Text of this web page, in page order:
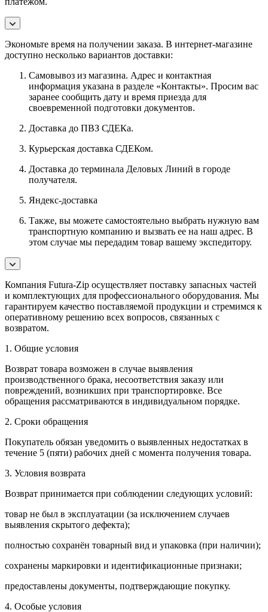
Экономьте время на получении заказа. В интернет-магазине
доступно несколько вариантов доставки:
Самовывоз из магазина. Адрес и контактная
информация указана в разделе «Контакты». Просим вас
заранее сообщить дату и время приезда для
своевременной подготовки документов.
Доставка до ПВЗ СДЕКа.
Курьерская доставка СДЕКом.
Доставка до терминала Деловых Линий в городе
получателя.
Яндекс-доставка
Также, вы можете самостоятельно выбрать нужную вам
транспортную компанию и вызвать ее на наш адрес. В
этом случае мы передадим товар вашему экспедитору.
Компания Futura-Zip осуществляет поставку запасных частей
и комплектующих для профессионального оборудования. Мы
гарантируем качество поставляемой продукции и стремимся к
оперативному решению всех вопросов, связанных с
возвратом.
1. Общие условия
Возврат товара возможен в случае выявления
производственного брака, несоответствия заказу или
повреждений, возникших при транспортировке. Все
обращения рассматриваются в индивидуальном порядке.
2. Сроки обращения
Покупатель обязан уведомить о выявленных недостатках в
течение 5 (пяти) рабочих дней с момента получения товара.
3. Условия возврата
Возврат принимается при соблюдении следующих условий:
товар не был в эксплуатации (за исключением случаев
выявления скрытого дефекта);
полностью сохранён товарный вид и упаковка (при наличии);
сохранены маркировки и идентификационные признаки;
предоставлены документы, подтверждающие покупку.
4. Особые условия